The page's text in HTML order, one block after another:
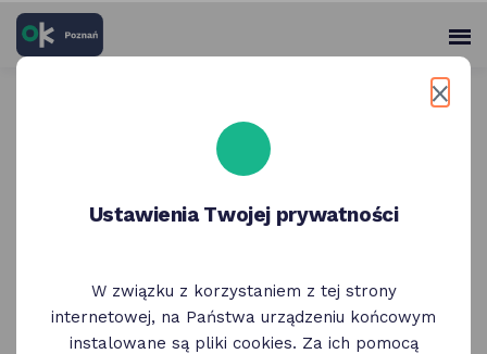
skróty
głównych
Panel
Weekend w Poznaniu 29 - 31
Weekend w Poznaniu: ciekawe wydarzenia
Ustawienia Twojej prywatności
W związku z korzystaniem z tej strony
internetowej, na Państwa urządzeniu końcowym
instalowane są pliki cookies. Za ich pomocą